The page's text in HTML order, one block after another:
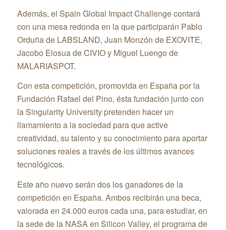
Además, el Spain Global Impact Challenge contará
con una mesa redonda en la que participarán Pablo
Orduña de LABSLAND, Juan Monzón de EXOVITE,
Jacobo Elosua de CIVIO y Miguel Luengo de
MALARIASPOT.
Con esta competición, promovida en España por la
Fundación Rafael del Pino, ésta fundación junto con
la Singularity University pretenden hacer un
llamamiento a la sociedad para que active
creatividad, su talento y su conocimiento para aportar
soluciones reales a través de los últimos avances
tecnológicos.
Este año nuevo serán dos los ganadores de la
competición en España. Ambos recibirán una beca,
valorada en 24.000 euros cada una, para estudiar, en
la sede de la NASA en Silicon Valley, el programa de